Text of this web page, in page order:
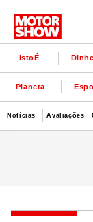
IstoÉ
Planeta
Notícias Avaliações